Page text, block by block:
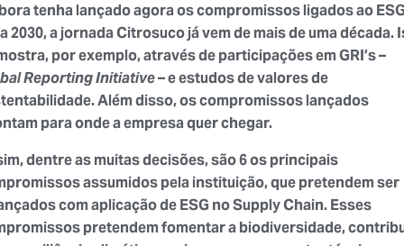
tenha lançado agora os compromissos ligados ao
2030, a jornada Citrosuco já vem de mais de uma década.
por exemplo, através de participações em GRI’s –
Reporting Initiative– e estudos de valores de
Além disso, os compromissos lançados
para onde a empresa quer chegar.
dentre as muitas decisões, são 6 os principais
assumidos pela instituição, que pretendem ser
com aplicação de ESG no Supply Chain. Esses
pretendem fomentar a biodiversidade,